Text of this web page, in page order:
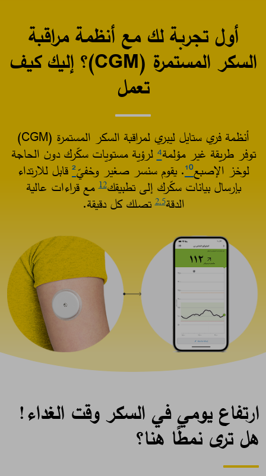
أول تجربة لك مع أنظمة مراقبة
السكر المستمرة (CGM)؟ إليك كيف
تعمل​
أنظمة فري ستايل ليبري لمراقبة السكر المستمرة (CGM)
توفر طريقة غير مؤلمة⁴لرؤية مستويات سكّرك دون الحاجة
لوخز الإصبع¹⁰. يقوم سنسر صغير وخفيّ²قابل للارتداء
بإرسال بيانات سكّرك إلى تطبيقك12مع قراءات عالية
الدقة 2,5 تصلك كل دقيقة.​
ارتفاع يومي في السكر وقت الغداء!
هل ترى نمطًا هنا؟